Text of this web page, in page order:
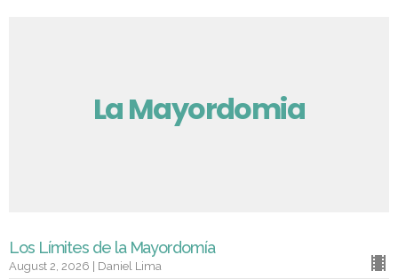
La Mayordomia
Los Límites de la Mayordomía
August 2, 2026 | Daniel Lima